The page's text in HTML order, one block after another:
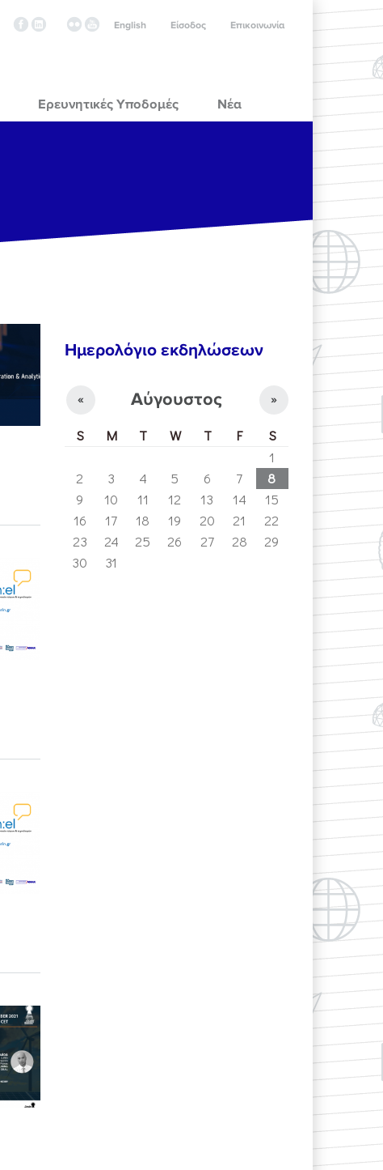
Επικοινωνία
Είσοδος
English
Ερευνητικές Υποδομές Νέα
Ημερολόγιο εκδηλώσεων
Αύγουστος
« »
S M T W T F
S
1
2
3 4 5 6 7
8
9
10 11 12 13 14
15
16
17 18 19 20 21
22
23
24 25 26 27 28
29
30
31